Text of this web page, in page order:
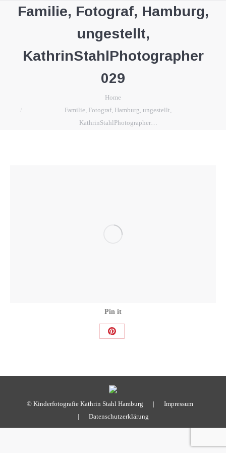
Familie, Fotograf, Hamburg,
ungestellt,
KathrinStahlPhotographer
029
Home
Familie, Fotograf, Hamburg, ungestellt,
KathrinStahlPhotographer…
Pin it
Share
© Kinderfotografie Kathrin Stahl Hamburg | Impressum
| Datenschutzerklärung